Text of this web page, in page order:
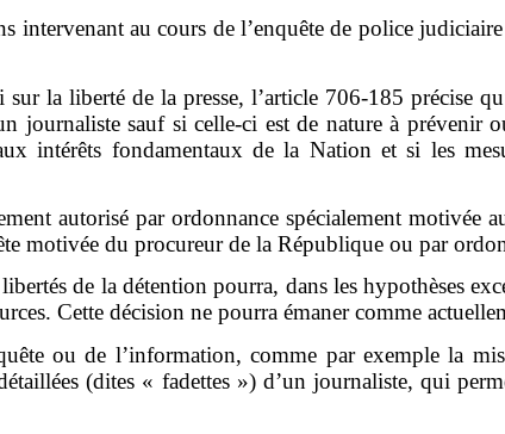
intervenant au cours de l’enquête de police
la liberté de la presse, l’article 706-185 précise
journaliste sauf si celle-ci est de nature à prévenir
intérêts fondamentaux de la Nation et si les
autorisé par ordonnance spécialement motivée
motivée du procureur de la République ou par
de la détention pourra, dans les hypothèses
Cette décision ne pourra émaner comme
ou de l’information, comme par exemple la
(dites « fadettes ») d’un journaliste, qui